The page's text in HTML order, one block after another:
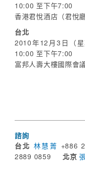
10:00 至下午7:00
香港君悅酒店（君悅廳
台北
2010年12月3日（
10:00 至下午7:00
富邦人壽大樓國際會
諮詢
台北 林慧菁 +886
2889 0859 北京